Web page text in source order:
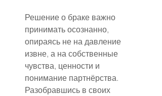
Решение о браке важно
принимать осознанно,
опираясь не на давление
извне, а на собственные
чувства, ценности и
понимание партнёрства.
Разобравшись в своих